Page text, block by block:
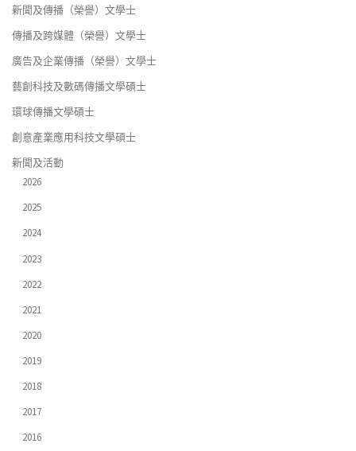
新聞及傳播（榮譽）文學士
傳播及跨媒體（榮譽）文學士
廣告及企業傳播（榮譽）文學士
藝創科技及數碼傳播文學碩士
環球傳播文學碩士
創意產業應用科技文學碩士
新聞及活動
2026
2025
2024
2023
2022
2021
2020
2019
2018
2017
2016